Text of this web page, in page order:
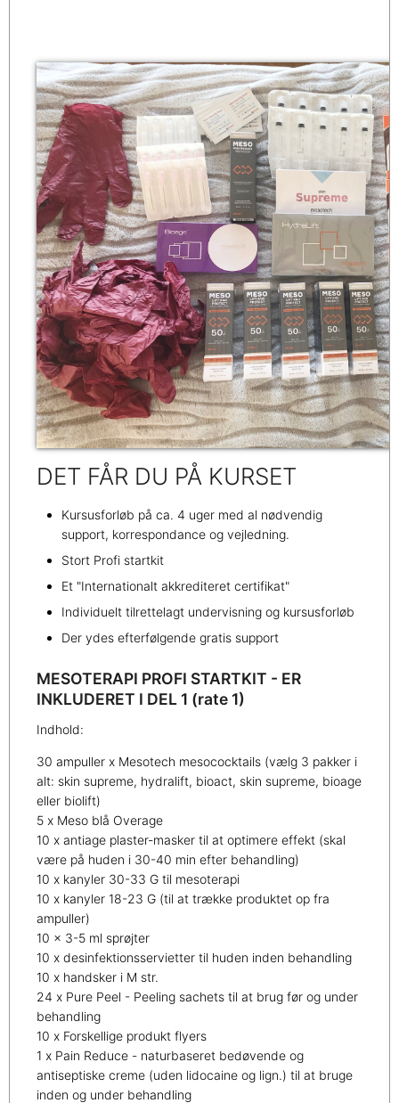
DET FÅR DU PÅ KURSET
Kursusforløb på ca. 4 uger med al nødvendig
support, korrespondance og vejledning.
Stort Profi startkit
Et "Internationalt akkrediteret certifikat"
Individuelt tilrettelagt undervisning og kursusforløb
Der ydes efterfølgende gratis support
MESOTERAPI PROFI STARTKIT - ER
INKLUDERET I DEL 1 (rate 1)
Indhold:
30 ampuller x Mesotech mesococktails (vælg 3 pakker i
alt: skin supreme, hydralift, bioact, skin supreme, bioage
eller biolift)
5 x Meso blå Overage
10 x antiage plaster-masker til at optimere effekt (skal
være på huden i 30-40 min efter behandling)
10 x kanyler 30-33 G til mesoterapi
10 x kanyler 18-23 G (til at trække produktet op fra
ampuller)
10 x 3-5 ml sprøjter
10 x desinfektionsservietter til huden inden behandling
10 x handsker i M str.
24 x Pure Peel - Peeling sachets til at brug før og under
behandling
10 x Forskellige produkt flyers
1 x Pain Reduce - naturbaseret bedøvende og
antiseptiske creme (uden lidocaine og lign.) til at bruge
inden og under behandling